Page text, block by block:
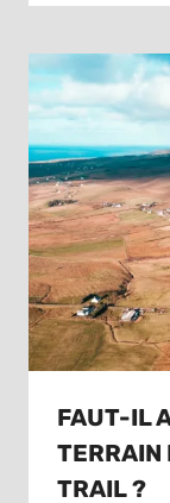
FAUT-IL
TERRAIN
TRAIL ?